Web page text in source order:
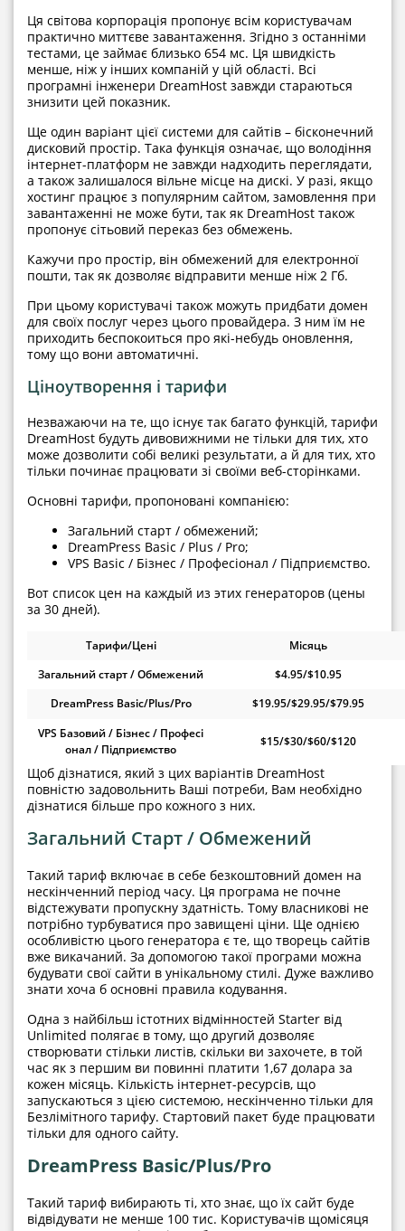
Ця світова корпорація пропонує всім користувачам
практично миттєве завантаження. Згідно з останніми
тестами, це займає близько 654 мс. Ця швидкість
менше, ніж у інших компаній у цій області. Всі
програмні інженери DreamHost завжди стараються
знизити цей показник.
Ще один варіант цієї системи для сайтів – бісконечний
дисковий простір. Така функція означає, що володіння
інтернет-платформ не завжди надходить переглядати,
а також залишалося вільне місце на дискі. У разі, якщо
хостинг працює з популярним сайтом, замовлення при
завантаженні не може бути, так як DreamHost також
пропонує сітьовий переказ без обмежень.
Кажучи про простір, він обмежений для електронної
пошти, так як дозволяє відправити менше ніж 2 Гб.
При цьому користувачі також можуть придбати домен
для своїх послуг через цього провайдера. З ним їм не
приходить беспокоиться про які-небудь оновлення,
тому що вони автоматичні.
Ціноутворення і тарифи
Незважаючи на те, що існує так багато функцій, тарифи
DreamHost будуть дивовижними не тільки для тих, хто
може дозволити собі великі результати, а й для тих, хто
тільки починає працювати зі своїми веб-сторінками.
Основні тарифи, пропоновані компанією:
Загальний старт / обмежений;
DreamPress Basic / Plus / Pro;
VPS Basic / Бізнес / Професіонал / Підприємство.
Вот список цен на каждый из этих генераторов (цены
за 30 дней).
Тарифи/Цені
Місяць
Загальний старт / Обмежений
$4.95/$10.95
DreamPress Basic/Plus/Pro
$19.95/$29.95/$79.95
VPS Базовий / Бізнес / Професі
онал / Підприємство
$15/$30/$60/$120
Щоб дізнатися, який з цих варіантів DreamHost
повністю задовольнить Ваші потреби, Вам необхідно
дізнатися більше про кожного з них.
Загальний Старт / Обмежений
Такий тариф включає в себе безкоштовний домен на
нескінченний період часу. Ця програма не почне
відстежувати пропускну здатність. Тому власникові не
потрібно турбуватися про завищені ціни. Ще однією
особливістю цього генератора є те, що творець сайтів
вже викачаний. За допомогою такої програми можна
будувати свої сайти в унікальному стилі. Дуже важливо
знати хоча б основні правила кодування.
Одна з найбільш істотних відмінностей Starter від
Unlimited полягає в тому, що другий дозволяє
створювати стільки листів, скільки ви захочете, в той
час як з першим ви повинні платити 1,67 долара за
кожен місяць. Кількість інтернет-ресурсів, що
запускаються з цією системою, нескінченно тільки для
Безлімітного тарифу. Стартовий пакет буде працювати
тільки для одного сайту.
DreamPress Basic/Plus/Pro
Такий тариф вибирають ті, хто знає, що їх сайт буде
відвідувати не менше 100 тис. Користувачів щомісяця